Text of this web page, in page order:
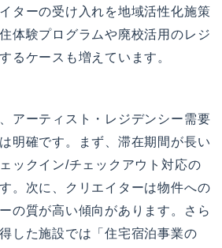
ターの受け入れを地域活性化施策
体験プログラムや廃校活用のレジ
るケースも増えています。
アーティスト・レジデンシー需要
明確です。まず、滞在期間が長い
ックイン/チェックアウト対応の
。次に、クリエイターは物件への
の質が高い傾向があります。さら
した施設では「住宅宿泊事業の